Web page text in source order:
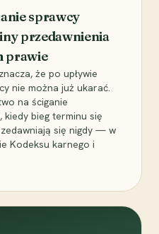
sprawcy
przedawnienia
prawie
że po upływie
nie można już ukarać.
na ściganie
bieg terminu się
się nigdy — w
Kodeksu karnego i